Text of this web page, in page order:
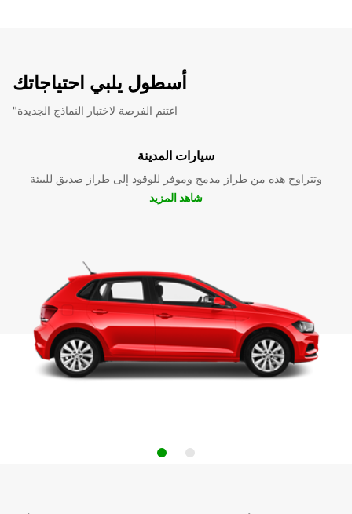
أسطول يلبي احتياجاتك
"اغتنم الفرصة لاختبار النماذج الجديدة
سيارات المدينة
وتتراوح هذه من طراز مدمج وموفر للوقود إلى طراز صديق للبيئة
شاهد المزيد